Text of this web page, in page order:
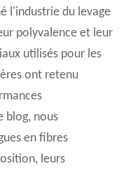
l'industrie du levage
polyvalence et leur
utilisés pour les
ont retenu
blog, nous
en fibres
leurs